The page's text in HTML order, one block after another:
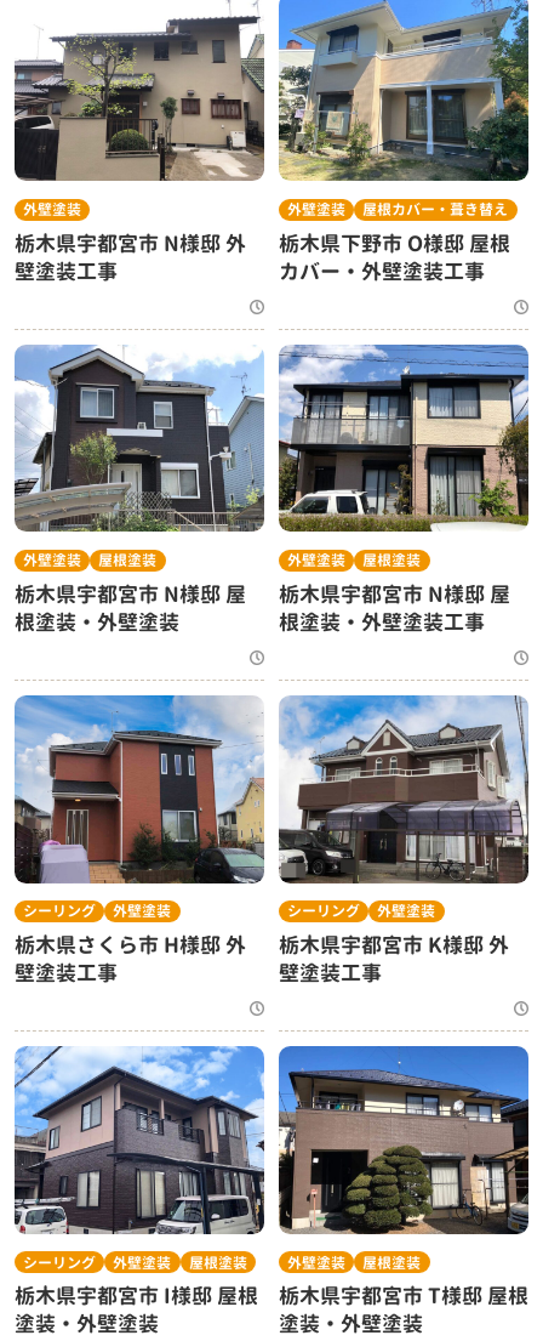
外壁塗装
栃木県宇都宮市 N様邸 外
壁塗装工事
外壁塗装 屋根カバー・葺き替え
栃木県下野市 O様邸 屋根
カバー・外壁塗装工事
外壁塗装 屋根塗装
栃木県宇都宮市 N様邸 屋
根塗装・外壁塗装
外壁塗装 屋根塗装
栃木県宇都宮市 N様邸 屋
根塗装・外壁塗装工事
シーリング 外壁塗装
栃木県さくら市 H様邸 外
壁塗装工事
シーリング 外壁塗装
栃木県宇都宮市 K様邸 外
壁塗装工事
シーリング 外壁塗装 屋根塗装
栃木県宇都宮市 I様邸 屋根
塗装・外壁塗装
外壁塗装 屋根塗装
栃木県宇都宮市 T様邸 屋根
塗装・外壁塗装